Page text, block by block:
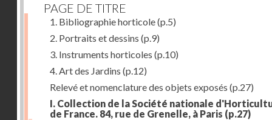
PAGE DE TITRE
1. Bibliographie horticole(p.5)
2. Portraits et dessins (p.9)
3. Instruments horticoles (p.10)
4. Art des Jardins (p.12)
Relevé et nomenclature des objets exposés (p.27)
I. Collection de la Société nationale
de France. 84, rue de Grenelle, à Paris (p.27)